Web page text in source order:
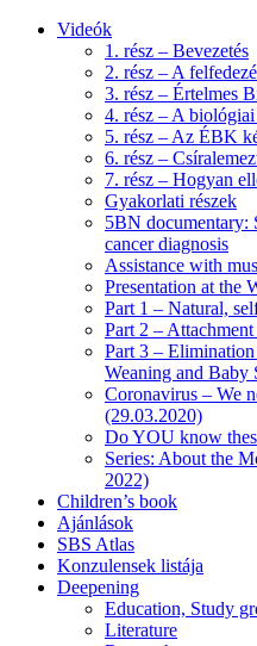
Videók
1. rész – Bevezetés
2. rész – A
3. rész – Értelmes
4. rész – A
5. rész – Az ÉBK
6. rész –
7. rész – Hogyan
Gyakorlati részek
5BN documentary:
cancer diagnosis
Assistance with
Presentation at
Part 1 – Natural,
Part 2 –
Part 3 –
Weaning and Baby
Coronavirus – We
(29.03.2020)
Do YOU know
Series: About the
2022)
Children’s book
Ajánlások
SBS Atlas
Konzulensek listája
Deepening
Education, Study
Literature